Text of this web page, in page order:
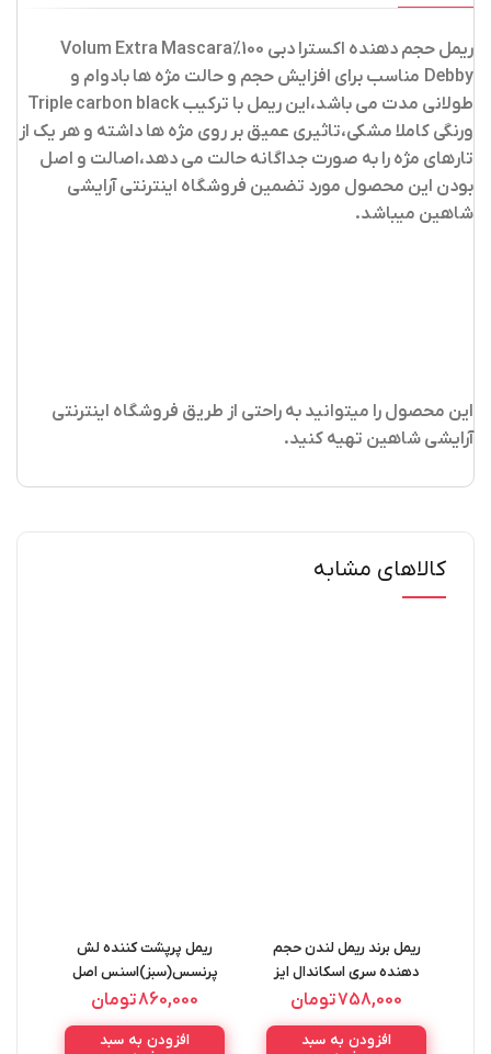
ریمل حجم دهنده اکسترا دبی 100%Volum Extra Mascara
Debby مناسب برای افزایش حجم و حالت مژه ها بادوام و
طولانی مدت می باشد،این ریمل با ترکیب Triple carbon black
ورنگی کاملا مشکی،تاثیری عمیق بر روی مژه ها داشته و هر یک از
تارهای مژه را به صورت جداگانه حالت می دهد،اصالت و اصل
بودن این محصول مورد تضمین فروشگاه اینترنتی آرایشی
شاهین میباشد.
این محصول را میتوانید به راحتی از طریق فروشگاه اینترنتی
آرایشی شاهین تهیه کنید.
کالاهای مشابه
ریمل برند ریمل لندن حجم
دهنده سری اسکاندال ایز
اصل(پوکه نارنجی) Rimmel
London Scandaleyes
758,000تومان
افزودن به سبد
ریمل پرپشت کننده لش
پرنسس(سبز)اسنس اصل
Essence Lash Princess
False Lash Mascara 12ML
860,000تومان
افزودن به سبد